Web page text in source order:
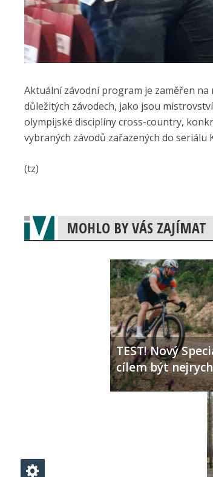
Aktuální závodní program je zaměřen
důležitých závodech, jako jsou
olympijské disciplíny cross-country,
vybraných závodů zařazených do seriálu
(tz)
MOHLO BY VÁS ZAJÍMAT
TEST! Nový
cílem být